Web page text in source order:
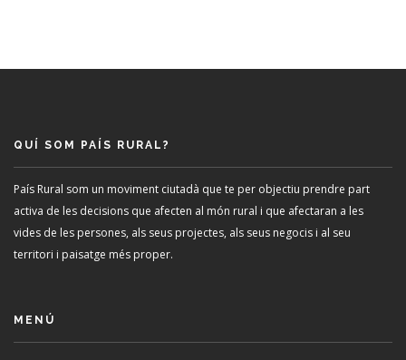
QUÍ SOM PAÍS RURAL?
País Rural som un moviment ciutadà que te per objectiu prendre part
activa de les decisions que afecten al món rural i que afectaran a les
vides de les persones, als seus projectes, als seus negocis i al seu
territori i paisatge més proper.
MENÚ